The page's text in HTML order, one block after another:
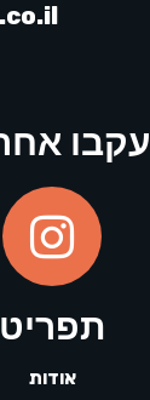
עקבו
תפריט
אודות